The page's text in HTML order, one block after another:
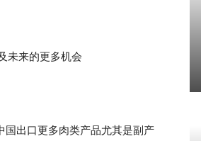
未来的更多机会
国出口更多肉类产品尤其是副产